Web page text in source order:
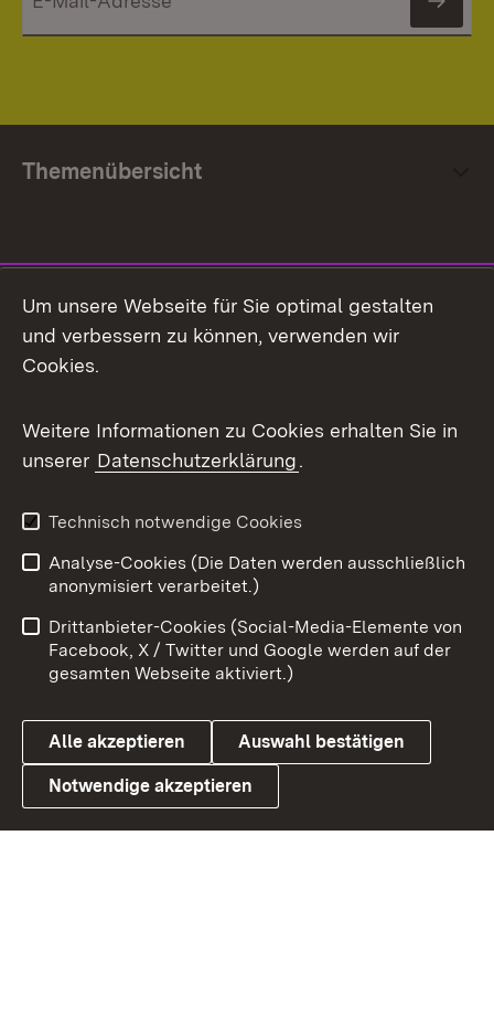
Themenübersicht
Facebook
X / Twitter
Youtube
Link zum Landesportal
Impressum
Kontakt
Barrierefreiheit
Datenschutz
Cookies
Um unsere Webseite für Sie optimal gestalten
und verbessern zu können, verwenden wir
Cookies.
Weitere Informationen zu Cookies erhalten Sie in
unserer Datenschutzerklärung.
Technisch notwendige Cookies
Analyse-Cookies (Die Daten werden ausschließlich
anonymisiert verarbeitet.)
Drittanbieter-Cookies (Social-Media-Elemente von
Facebook, X / Twitter und Google werden auf der
gesamten Webseite aktiviert.)
Alle akzeptieren Auswahl bestätigen
Notwendige akzeptieren